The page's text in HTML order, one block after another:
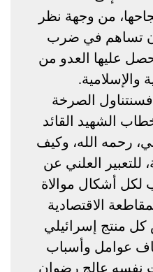
من وجهة نظر
أن تساهم في ضرب
عليها العدو من
والإسلامية.
الصرخة
الشهيد القائد
رحمه الله، وكيف
للتعبير العلني عن
أشكال موالاة
الاقتصادية
منتج إسرائيلي
عوامل وأسباب
نفسه عالج رضوان